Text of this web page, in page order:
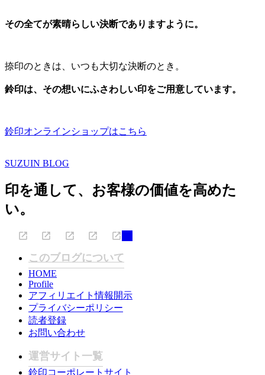
その全てが素晴らしい決断でありますように。
捺印のときは、いつも大切な決断のとき。
鈴印は、その想いにふさわしい印をご用意しています。
鈴印オンラインショップはこちら
SUZUIN BLOG
印を通して、お客様の価値を高めた
い。
このブログについて
HOME
Profile
アフィリエイト情報開示
プライバシーポリシー
読者登録
お問い合わせ
運営サイト一覧
鈴印コーポレートサイト